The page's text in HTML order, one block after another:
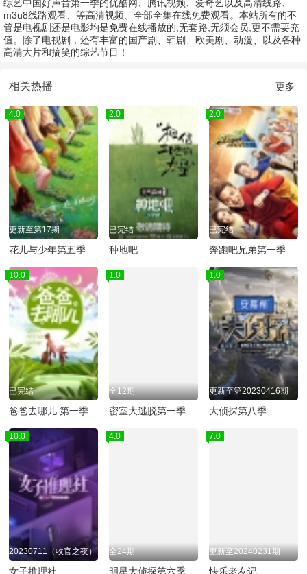
综艺中国好声音第一季的优酷网、腾讯视频、爱奇艺以及高清线路、
m3u8线路观看、等高清视频、全部全集在线免费观看。本站所有的不
管是电视剧还是电影均是免费在线播放的,无套路,无须会员,更不需要充
值。除了电视剧，还有丰富的国产剧、韩剧、欧美剧、动漫、以及各种
高清大片和搞笑的综艺节目！
相关热播 更多
4.0
更新至第17期
花儿与少年第五季
2.0
已完结
种地吧
2.0
已完结
奔跑吧兄弟第一季
10.0
已完结
爸爸去哪儿 第一季
1.0
全12期
密室大逃脱第一季
1.0
更新至第20230416期
大侦探第八季
10.0
20230711（收官之夜）
女子推理社
4.0
全24期
明星大侦探第六季 快乐老友记